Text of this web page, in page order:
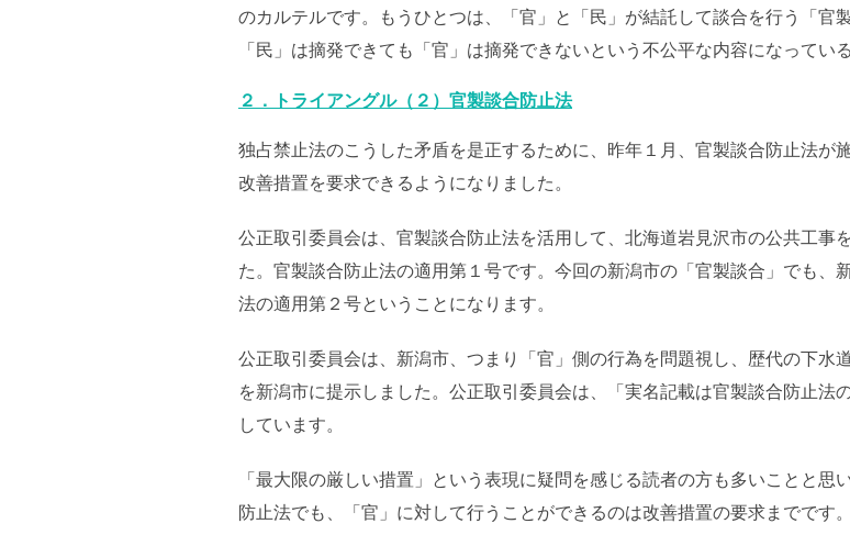
のカルテルです。もうひとつは、「官」と「民」が結託して談合を行う「官
「民」は摘発できても「官」は摘発できないという不公平な内容になってい
２．トライアングル（２）官製談合防止法
独占禁止法のこうした矛盾を是正するために、昨年１月、官製談合防止法が
改善措置を要求できるようになりました。
公正取引委員会は、官製談合防止法を活用して、北海道岩見沢市の公共工事
た。官製談合防止法の適用第１号です。今回の新潟市の「官製談合」でも、
法の適用第２号ということになります。
公正取引委員会は、新潟市、つまり「官」側の行為を問題視し、歴代の下水
を新潟市に提示しました。公正取引委員会は、「実名記載は官製談合防止法
しています。
「最大限の厳しい措置」という表現に疑問を感じる読者の方も多いことと
防止法でも、「官」に対して行うことができるのは改善措置の要求までです